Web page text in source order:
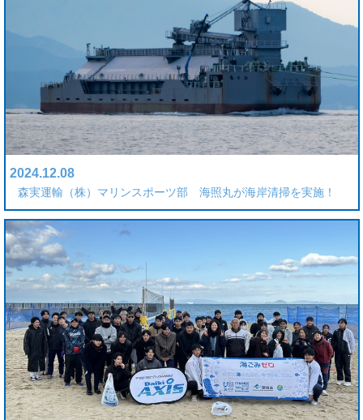
2024.12.08
森実運輸（株）マリンスポーツ部 海照丸が海岸清掃を実施！